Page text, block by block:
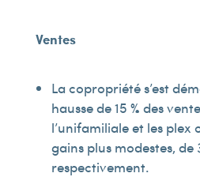
Ventes
La copropriété s’est
hausse de 15 % des
l’unifamiliale et les plex
gains plus modestes, de
respectivement.